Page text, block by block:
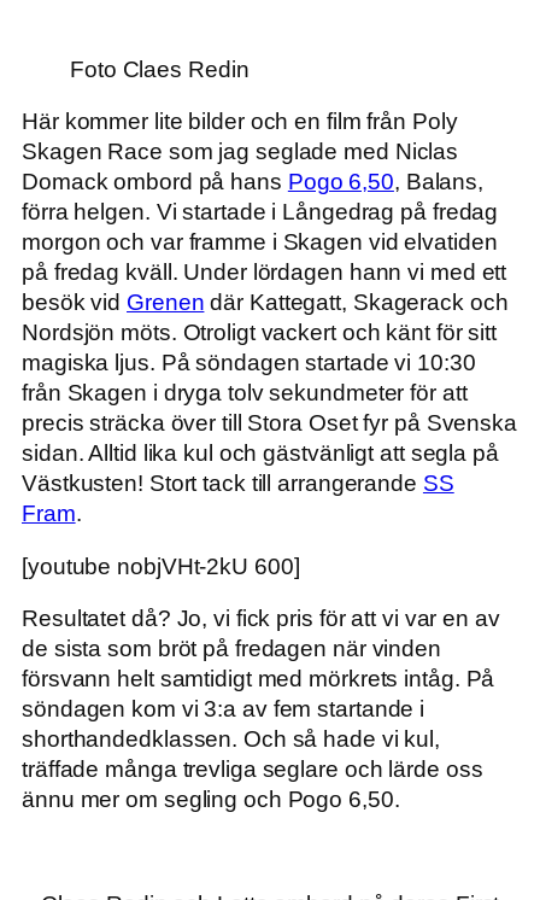
Foto Claes Redin
Här kommer lite bilder och en film från Poly
Skagen Race som jag seglade med Niclas
Domack ombord på hans Pogo 6,50, Balans,
förra helgen. Vi startade i Långedrag på fredag
morgon och var framme i Skagen vid elvatiden
på fredag kväll. Under lördagen hann vi med ett
besök vid Grenen där Kattegatt, Skagerack och
Nordsjön möts. Otroligt vackert och känt för sitt
magiska ljus. På söndagen startade vi 10:30
från Skagen i dryga tolv sekundmeter för att
precis sträcka över till Stora Oset fyr på Svenska
sidan. Alltid lika kul och gästvänligt att segla på
Västkusten! Stort tack till arrangerande SS
Fram.
[youtube nobjVHt-2kU 600]
Resultatet då? Jo, vi fick pris för att vi var en av
de sista som bröt på fredagen när vinden
försvann helt samtidigt med mörkrets intåg. På
söndagen kom vi 3:a av fem startande i
shorthandedklassen. Och så hade vi kul,
träffade många trevliga seglare och lärde oss
ännu mer om segling och Pogo 6,50.